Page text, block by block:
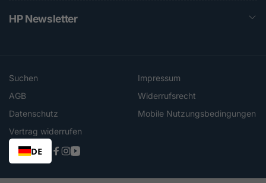
HP Newsletter
Suchen
Impressum
AGB
Widerrufsrecht
Datenschutz
Mobile Nutzungsbedingungen
Vertrag widerrufen
DE
Facebook
Instagram
YouTube